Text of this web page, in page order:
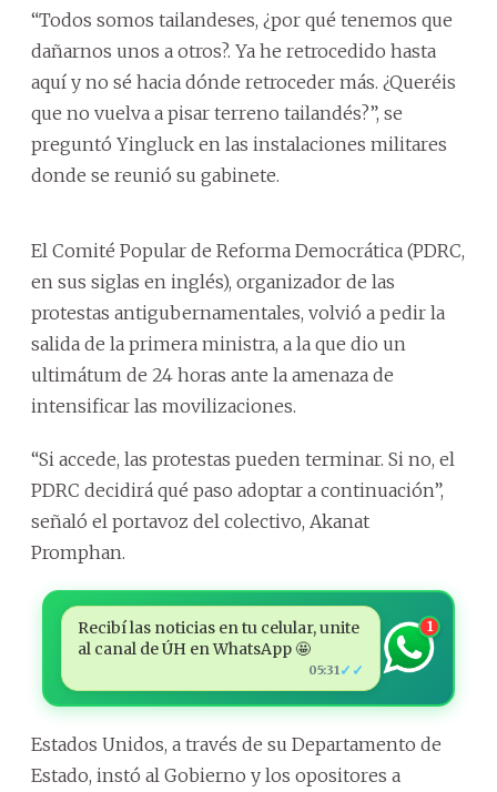
“Todos somos tailandeses, ¿por qué tenemos que
dañarnos unos a otros?. Ya he retrocedido hasta
aquí y no sé hacia dónde retroceder más. ¿Queréis
que no vuelva a pisar terreno tailandés?”, se
preguntó Yingluck en las instalaciones militares
donde se reunió su gabinete.
El Comité Popular de Reforma Democrática (PDRC,
en sus siglas en inglés), organizador de las
protestas antigubernamentales, volvió a pedir la
salida de la primera ministra, a la que dio un
ultimátum de 24 horas ante la amenaza de
intensificar las movilizaciones.
“Si accede, las protestas pueden terminar. Si no, el
PDRC decidirá qué paso adoptar a continuación”,
señaló el portavoz del colectivo, Akanat
Promphan.
Recibí las noticias en tu celular, unite
al canal de ÚH en WhatsApp 🤩
05:31 ✓✓
1
Estados Unidos, a través de su Departamento de
Estado, instó al Gobierno y los opositores a